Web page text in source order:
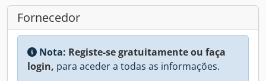
Fornecedor
Nota: Registe-se gratuitamente ou faça
login, para aceder a todas as informações.